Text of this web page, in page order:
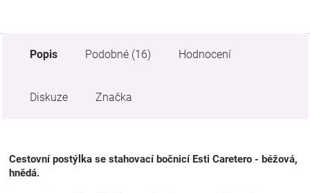
Popis Podobné (16) Hodnocení
Diskuze Značka
Cestovní postýlka se stahovací bočnicí Esti Caretero - béžová,
hnědá.